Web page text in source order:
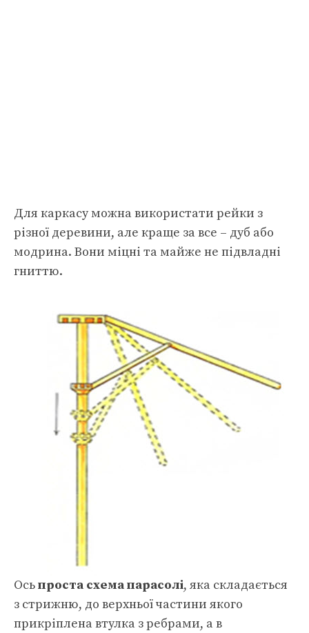
Для каркасу можна використати рейки з
різної деревини, але краще за все – дуб або
модрина. Вони міцні та майже не підвладні
гниттю.
Осьпроста схема парасолі, яка складається
з стрижню, до верхньої частини якого
прикріплена втулка з ребрами, а в